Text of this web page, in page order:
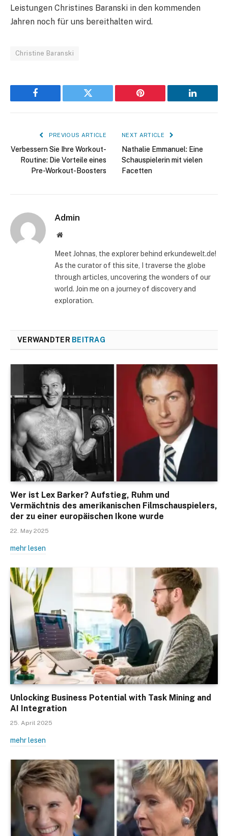
Leistungen Christines Baranski in den kommenden
Jahren noch für uns bereithalten wird.
Christine Baranski
Facebook Twitter Pinterest LinkedIn
PREVIOUS ARTICLE
Verbessern Sie Ihre Workout-
Routine: Die Vorteile eines
Pre-Workout-Boosters
NEXT ARTICLE
Nathalie Emmanuel: Eine
Schauspielerin mit vielen
Facetten
Admin
Website
Meet Johnas, the explorer behind erkundewelt.de!
As the curator of this site, I traverse the globe
through articles, uncovering the wonders of our
world. Join me on a journey of discovery and
exploration.
VERWANDTER BEITRAG
Wer ist Lex Barker? Aufstieg, Ruhm und
Vermächtnis des amerikanischen Filmschauspielers,
der zu einer europäischen Ikone wurde
22. May 2025
mehr lesen
Unlocking Business Potential with Task Mining and
AI Integration
25. April 2025
mehr lesen